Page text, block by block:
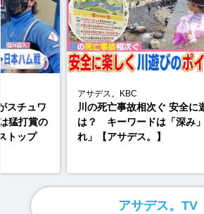
スチュワ
猛打賞の
トップ
アサデス。KBC
川の死亡事故相次ぐ 安全に
は？ キーワードは「深み
れ」【アサデス。】
アサデス。TV